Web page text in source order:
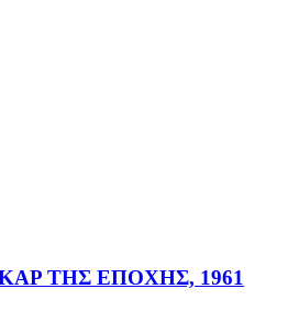
ΤΗΣ ΕΠΟΧΗΣ, 1961